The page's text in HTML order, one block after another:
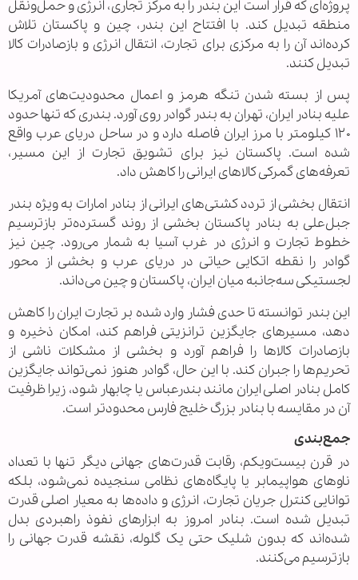
پروژه‌ای که قرار است این بندر را به مرکز تجاری، انرژی و حمل‌ونقل
منطقه تبدیل کند. با افتتاح این بندر، چین و پاکستان تلاش
کرده‌اند آن را به مرکزی برای تجارت، انتقال انرژی و بازصادرات کالا
تبدیل کنند.
پس از بسته شدن تنگه هرمز و اعمال محدودیت‌های آمریکا
علیه بنادر ایران، تهران به بندر گوادر روی آورد. بندری که تنها حدود
۱۲۰ کیلومتر با مرز ایران فاصله دارد و در ساحل دریای عرب واقع
شده است. پاکستان نیز برای تشویق تجارت از این مسیر،
تعرفه‌های گمرکی کالاهای ایرانی را کاهش داد.
انتقال بخشی از تردد کشتی‌های ایرانی از بنادر امارات به ویژه بندر
جبل‌علی به بنادر پاکستان بخشی از روند گسترده‌تر بازترسیم
خطوط تجارت و انرژی در غرب آسیا به شمار می‌رود. چین نیز
گوادر را نقطه اتکایی حیاتی در دریای عرب و بخشی از محور
لجستیکی سه‌جانبه میان ایران، پاکستان و چین می‌داند.
این بندر توانسته تا حدی فشار وارد شده بر تجارت ایران را کاهش
دهد، مسیرهای جایگزین ترانزیتی فراهم کند، امکان ذخیره و
بازصادرات کالاها را فراهم آورد و بخشی از مشکلات ناشی از
تحریم‌ها را جبران کند. با این حال، گوادر هنوز نمی‌تواند جایگزین
کامل بنادر اصلی ایران مانند بندرعباس یا چابهار شود، زیرا ظرفیت
آن در مقایسه با بنادر بزرگ خلیج فارس محدودتر است.
جمع‌بندی
در قرن بیست‌ویکم، رقابت قدرت‌های جهانی دیگر تنها با تعداد
ناوهای هواپیمابر یا پایگاه‌های نظامی سنجیده نمی‌شود، بلکه
توانایی کنترل جریان تجارت، انرژی و داده‌ها به معیار اصلی قدرت
تبدیل شده است. بنادر امروز به ابزارهای نفوذ راهبردی بدل
شده‌اند که بدون شلیک حتی یک گلوله، نقشه قدرت جهانی را
بازترسیم می‌کنند.